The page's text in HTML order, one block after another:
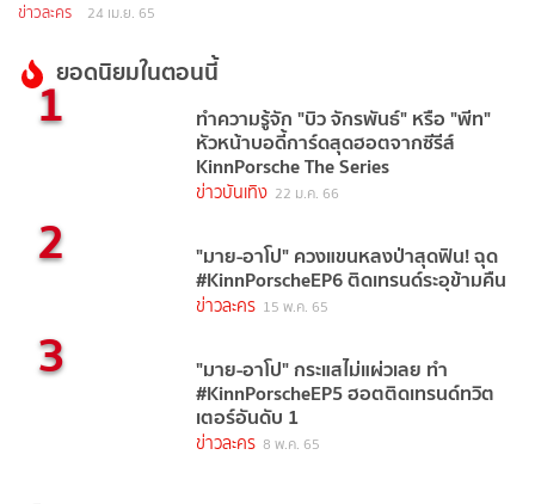
ข่าวละคร 24 เม.ย. 65
ยอดนิยมในตอนนี้
1 ทำความรู้จัก "บิว จักรพันธ์" หรือ "พีท"
หัวหน้าบอดี้การ์ดสุดฮอตจากซีรีส์
KinnPorsche The Series
ข่าวบันเทิง 22 ม.ค. 66
2 "มาย-อาโป" ควงแขนหลงป่าสุดฟิน! ฉุด
#KinnPorscheEP6 ติดเทรนด์ระอุข้ามคืน
ข่าวละคร 15 พ.ค. 65
3 "มาย-อาโป" กระแสไม่แผ่วเลย ทำ
#KinnPorscheEP5 ฮอตติดเทรนด์ทวิต
เตอร์อันดับ 1
ข่าวละคร 8 พ.ค. 65